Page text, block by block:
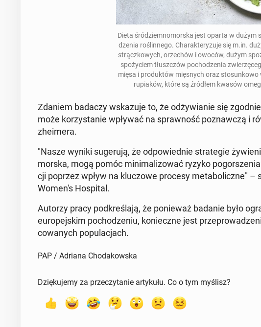
Dieta śród­ziem­no­mor­ska jest oparta w
dze­nia ro­ślin­ne­go. Cha­rak­te­ry­zu­je się m.in.
strącz­ko­wych, orze­chów i owoców, dużym
spo­ży­ciem tłusz­czów po­cho­dze­nia
mięsa i pro­duk­tów mię­snych oraz
ru­pia­ków, które są źródłem kwasów
Zdaniem badaczy wska­zu­je to, że od­ży­wia­nie się
może ko­rzy­sta­nie wpływać na spraw­ność po­znaw­czą i
zhe­ime­ra.
"Nasze wyniki su­ge­ru­ją, że od­po­wied­nie stra­te­gie
mor­ska, mogą pomóc mi­ni­ma­li­zo­wać ryzyko
cji poprzez wpływ na klu­czo­we procesy me­ta­bo­licz­ne" –
Women's Ho­spi­tal.
Autorzy pracy pod­kre­śla­ją, że po­nie­waż badanie było
eu­ro­pej­skim po­cho­dze­niu, ko­niecz­ne jest
co­wa­nych po­pu­la­cjach.
PAP / Adriana Chodakowska
Dziękujemy za przeczytanie artykułu. Co o tym myślisz?